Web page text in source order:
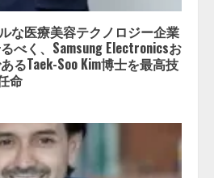
な医療美容テクノロジー企業
べく、Samsung Electronicsお
るTaek-Soo Kim博士を最高技
命